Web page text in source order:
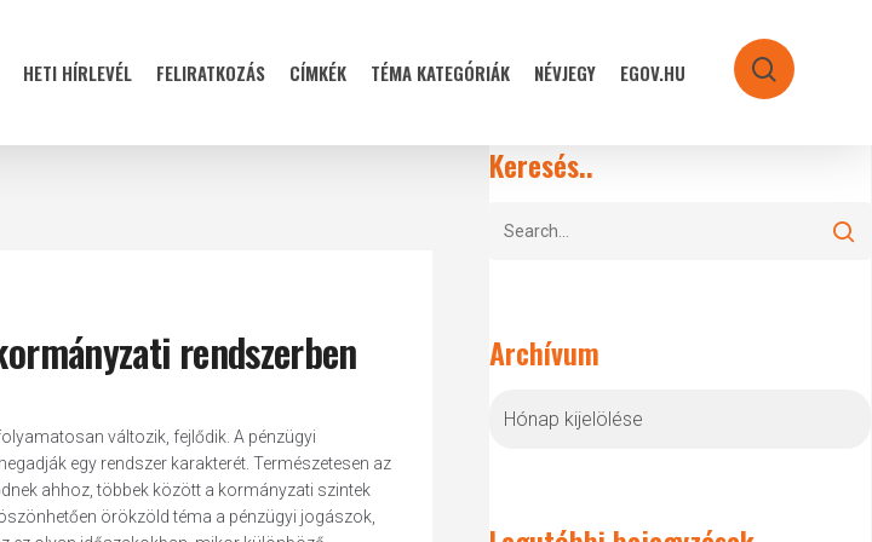
HETI HÍRLEVÉL FELIRATKOZÁS CÍMKÉK TÉMA KATEGÓRIÁK NÉVJEGY EGOV.HU search
rendszerben
változik, fejlődik. A pénzügyi
egy rendszer karakterét. Természetesen az
ahhoz, többek között a kormányzati szintek
örökzöld téma a pénzügyi jogászok,
Keresés..
Archívum